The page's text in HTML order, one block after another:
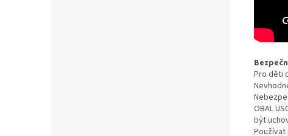
Pro děti
OBAL
být